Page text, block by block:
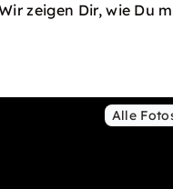
zeigen Dir, wie
Alle